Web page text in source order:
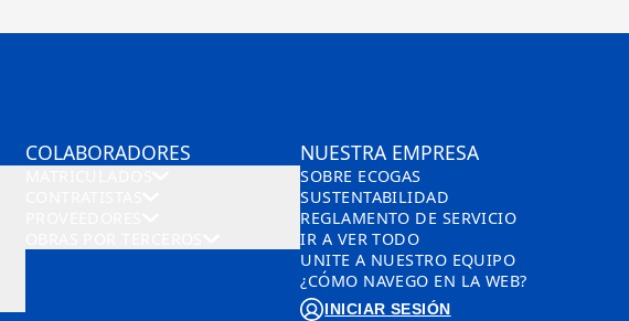
COLABORADORES NUESTRA EMPRESA
SOBRE ECOGAS
SUSTENTABILIDAD
REGLAMENTO DE SERVICIO
IR A VER TODO
UNITE A NUESTRO EQUIPO
¿CÓMO NAVEGO EN LA WEB?
INICIAR SESIÓN